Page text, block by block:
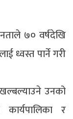
७० वर्षदेखि
ध्वस्त पार्ने गरी
उनको
र